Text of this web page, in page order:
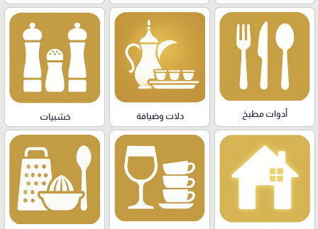
أدوات مطبخ دلات وضيافة خشبيات